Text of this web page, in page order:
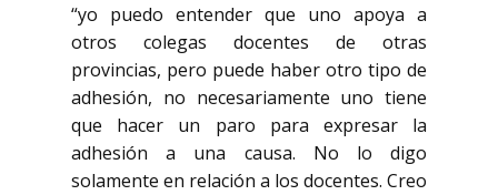
“yo puedo entender que uno apoya a
otros colegas docentes de otras
provincias, pero puede haber otro tipo de
adhesión, no necesariamente uno tiene
que hacer un paro para expresar la
adhesión a una causa. No lo digo
solamente en relación a los docentes. Creo